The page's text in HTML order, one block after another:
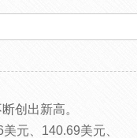
创出新高。
元、140.69美元、